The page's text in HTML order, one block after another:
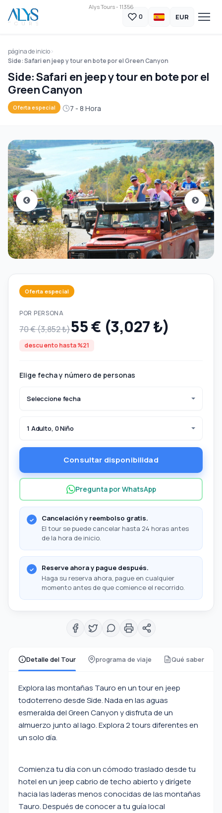
Alys Tours - 11356
0 EUR
página de inicio
Side: Safari en jeep y tour en bote por el Green Canyon
Side: Safari en jeep y tour en bote por el
Green Canyon
Oferta especial 7 - 8 Hora
Detalle del Tour programa de viaje Qué saber
Explora las montañas Tauro en un tour en jeep
todoterreno desde Side. Nada en las aguas
esmeralda del Green Canyon y disfruta de un
almuerzo junto al lago. Explora 2 tours diferentes en
un solo día.
Comienza tu día con un cómodo traslado desde tu
hotel en un jeep cabrio de techo abierto y dirígete
hacia las laderas menos conocidas de las montañas
Tauro. Después de conocer a tu guía local
Oferta especial
POR PERSONA
70 € (3,852 ₺)55 € (3,027 ₺)
descuento hasta %21
Elige fecha y número de personas
Seleccione fecha
1 Adulto, 0 Niño
Consultar disponibilidad
Pregunta por WhatsApp
Cancelación y reembolso gratis.
El tour se puede cancelar hasta 24 horas antes
de la hora de inicio.
Reserve ahora y pague después.
Haga su reserva ahora, pague en cualquier
momento antes de que comience el recorrido.